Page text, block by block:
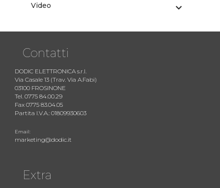
Video
Contatti
DODIC ELETTRONICA s.r.l.
Via Casale 13 (Trav. Via A.Fabi)
03100 FROSINONE
Tel. 0775 84.00.29
Fax 0775 83.04.05
Partita I.V.A.: 01809930603
Email:
marketing@dodic.it
Extra